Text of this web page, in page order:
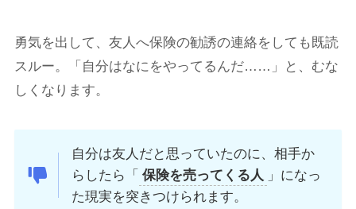
勇気を出して、友人へ保険の勧誘の連絡をしても既読
スルー。「自分はなにをやってるんだ……」と、むな
しくなります。
自分は友人だと思っていたのに、相手か
らしたら「 保険を売ってくる人 」になっ
た現実を突きつけられます。